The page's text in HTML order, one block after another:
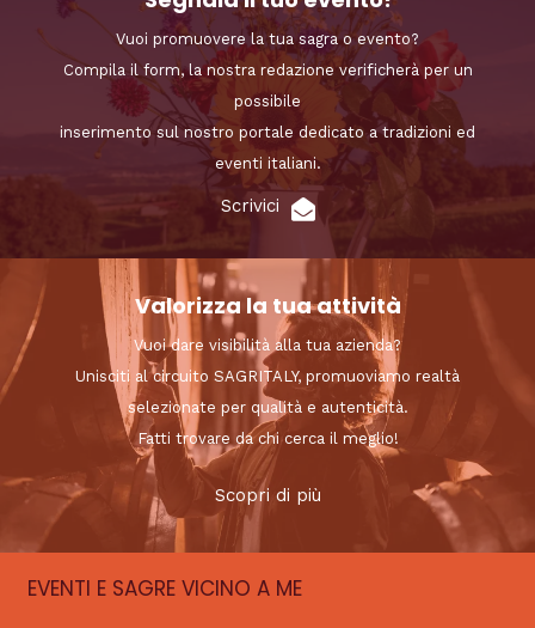
Vuoi promuovere la tua sagra o evento?
Compila il form, la nostra redazione verificherà per un
possibile
inserimento sul nostro portale dedicato a tradizioni ed
eventi italiani.
Scrivici
Valorizza la tua attività
Vuoi dare visibilità alla tua azienda?
Unisciti al circuito SAGRITALY, promuoviamo realtà
selezionate per qualità e autenticità.
Fatti trovare da chi cerca il meglio!
Scopri di più
EVENTI E SAGRE VICINO A ME